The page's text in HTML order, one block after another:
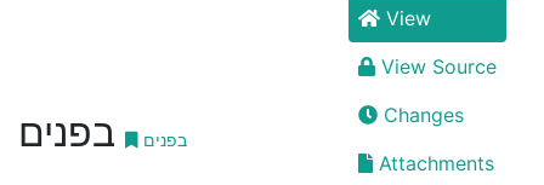
בפנים בפנים
View
View Source
Changes
Attachments